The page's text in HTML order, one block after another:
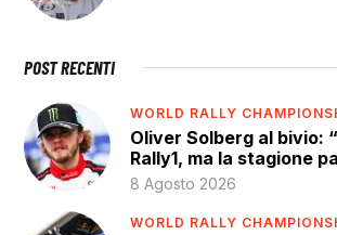
POST RECENTI
WORLD RALLY
Oliver Solberg al bivio:
Rally1, ma la stagione
8 Agosto 2026
WORLD RALLY